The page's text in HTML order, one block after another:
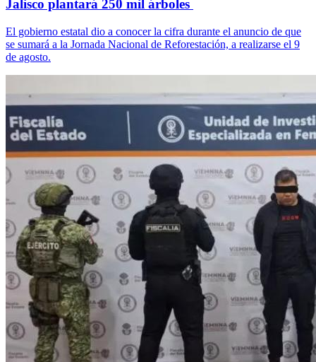
Jalisco plantará 250 mil árboles
El gobierno estatal dio a conocer la cifra durante el anuncio de que
se sumará a la Jornada Nacional de Reforestación, a realizarse el 9
de agosto.